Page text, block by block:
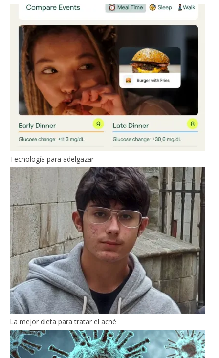
Tecnología para adelgazar
La mejor dieta para tratar el acné